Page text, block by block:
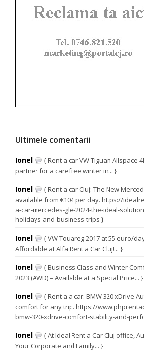
Ultimele comentarii
Ionel
{ Rent a car VW Tiguan Allspace
partner for a carefree winter in... }
Ionel
{ Rent a car Cluj: The New
available from €104 per day. https://
a-car-mercedes-gle-2024-the-ideal-
holidays-and-business-trips }
Ionel
{ VW Touareg 2017 at 55 euro/
Affordable at Alfa Rent a Car Cluj!... }
Ionel
{ Business Class and Winter
2023 (AWD) – Available at a Special Price... }
Ionel
{ Rent a a car: BMW 320 xDrive
comfort for any trip. https://
bmw-320-xdrive-comfort-stability-and-
Ionel
{ At Ideal Rent a Car Cluj office,
Your Corporate and Family... }